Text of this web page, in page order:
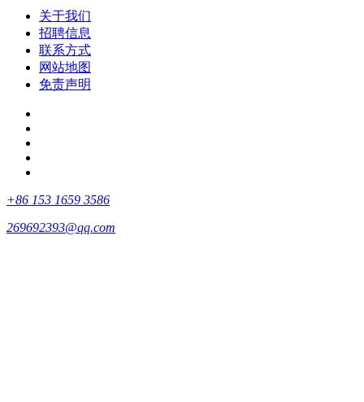
关于我们
招聘信息
联系方式
网站地图
免责声明
+86 153 1659 3586
269692393@qq.com